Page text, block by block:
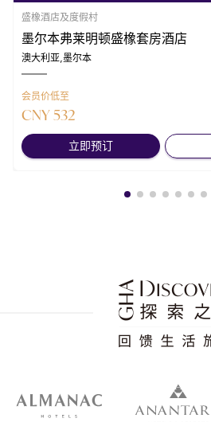
盛橡酒店及度假村
墨尔本弗莱明顿盛橡套房酒店
澳大利亚,墨尔本
会员价低至
CNY 532
立即预订